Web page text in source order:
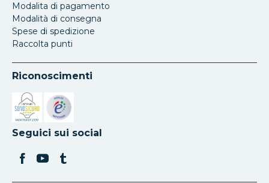
Modalita di pagamento
Modalità di consegna
Spese di spedizione
Raccolta punti
Riconoscimenti
Si apre in una nuova scheda
Si apre in una nuova scheda
Seguici sui social